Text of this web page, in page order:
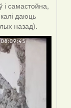
самастойна,
даюць
назад).